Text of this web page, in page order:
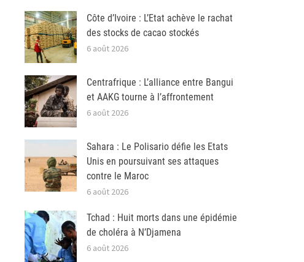
Côte d’Ivoire : L’Etat achève le rachat
des stocks de cacao stockés
6 août 2026
Centrafrique : L’alliance entre Bangui
et AAKG tourne à l’affrontement
6 août 2026
Sahara : Le Polisario défie les Etats
Unis en poursuivant ses attaques
contre le Maroc
6 août 2026
Tchad : Huit morts dans une épidémie
de choléra à N’Djamena
6 août 2026